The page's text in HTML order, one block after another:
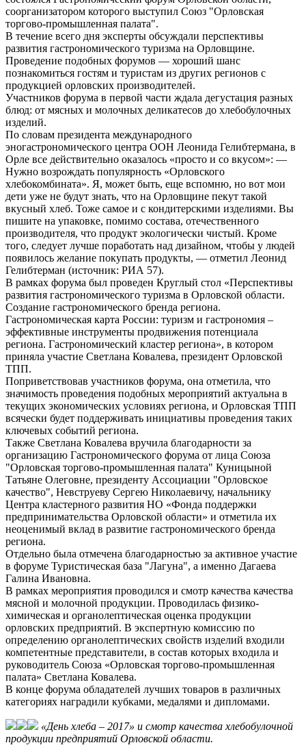
соорганизатором которого выступил Союз "Орловская
торгово-промышленная палата".
В течение всего дня эксперты обсуждали перспективы
развития гастрономического туризма на Орловщине.
Проведение подобных форумов — хороший шанс
познакомиться гостям и туристам из других регионов с
продукцией орловских производителей.
Участников форума в первой части ждала дегустация разных
блюд: от мясных и молочных деликатесов до хлебобулочных
изделий.
По словам президента международного
эногастрономического центра ООН Леонида Гелибтермана, в
Орле все действительно оказалось «просто и со вкусом»: —
Нужно возрождать популярность «Орловского
хлебокомбината». Я, может быть, еще вспомню, но вот мои
дети уже не будут знать, что на Орловщине пекут такой
вкусный хлеб. Тоже самое и с кондитерскими изделиями. Вы
пишите на упаковке, помимо состава, отечественного
производителя, что продукт экологически чистый. Кроме
того, следует лучше поработать над дизайном, чтобы у людей
появилось желание покупать продукты, — отметил Леонид
Гелибтерман (источник: РИА 57).
В рамках форума был проведен Круглый стол «Перспективы
развития гастрономического туризма в Орловской области.
Создание гастрономического бренда региона.
Гастрономическая карта России: туризм и гастрономия –
эффективные инструменты продвижения потенциала
региона. Гастрономический кластер региона», в котором
приняла участие Светлана Ковалева, президент Орловской
ТПП.
Поприветствовав участников форума, она отметила, что
значимость проведения подобных мероприятий актуальна в
текущих экономических условиях региона, и Орловская ТПП
всячески будет поддерживать инициативы проведения таких
ключевых событий региона.
Также Светлана Ковалева вручила благодарности за
организацию Гастрономического форума от лица Союза
"Орловская торгово-промышленная палата" Куницыной
Татьяне Олеговне, президенту Ассоциации "Орловское
качество", Невструеву Сергею Николаевичу, начальнику
Центра кластерного развития НО «Фонда поддержки
предпринимательства Орловской области» и отметила их
неоценимый вклад в развитие гастрономического бренда
региона.
Отдельно была отмечена благодарностью за активное участие
в форуме Туристическая база "Лагуна", а именно Дагаева
Галина Ивановна.
В рамках мероприятия проводился и смотр качества качества
мясной и молочной продукции. Проводилась физико-
химическая и органолептическая оценка продукции
орловских предприятий. В экспертную комиссию по
определению органолептических свойств изделий входили
компетентные представители, в состав которых входила и
руководитель Союза «Орловская торгово-промышленная
палата» Светлана Ковалева.
В конце форума обладателей лучших товаров в различных
категориях наградили кубками, медалями и дипломами.
«День хлеба – 2017» и смотр качества хлебобулочной
продукции предприятий Орловской области.